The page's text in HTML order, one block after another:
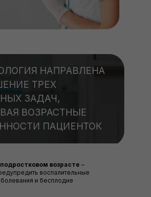
НАПРАВЛЕНА
ТРЕХ
ЗАДАЧ,
ВОЗРАСТНЫЕ
ПАЦИЕНТОК
возрасте –
воспалительные
и бесплодие